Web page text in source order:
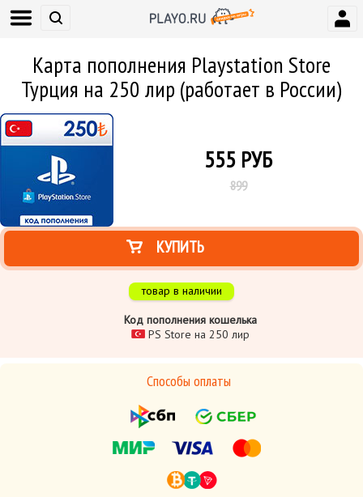
Карта пополнения Playstation Store
Турция на 250 лир (работает в России)
555 РУБ
899
КУПИТЬ
товар в наличии
Код пополнения кошелька
PS Store на 250 лир
Способы оплаты